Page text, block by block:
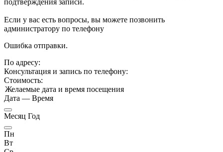
Если у вас есть вопросы, вы можете позвонить
администратору по телефону
Ошибка отправки.
По адресу:
Консультация и запись по телефону:
Стоимость:
Желаемые дата и время посещения
Дата — Время
Месяц Год
Пн
Вт